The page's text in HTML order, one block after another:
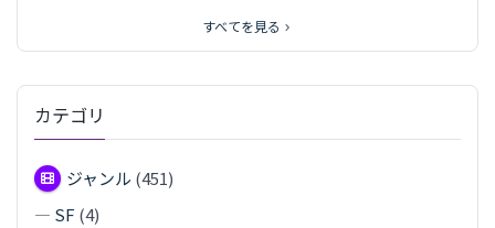
すべてを見る
カテゴリ
ジャンル (451)
— SF (4)